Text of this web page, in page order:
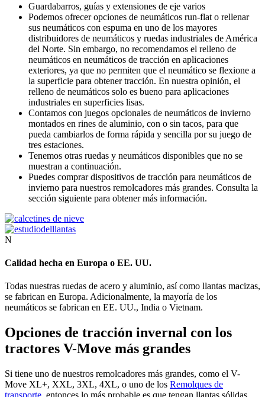
Guardabarros, guías y extensiones de eje varios
Podemos ofrecer opciones de neumáticos run-flat o rellenar
sus neumáticos con espuma en uno de los mayores
distribuidores de neumáticos y ruedas industriales de América
del Norte. Sin embargo, no recomendamos el relleno de
neumáticos en neumáticos de tracción en aplicaciones
exteriores, ya que no permiten que el neumático se flexione a
la superficie para obtener tracción. En nuestra opinión, el
relleno de neumáticos solo es bueno para aplicaciones
industriales en superficies lisas.
Contamos con juegos opcionales de neumáticos de invierno
montados en rines de aluminio, con o sin tacos, para que
pueda cambiarlos de forma rápida y sencilla por su juego de
tres estaciones.
Tenemos otras ruedas y neumáticos disponibles que no se
muestran a continuación.
Puedes comprar dispositivos de tracción para neumáticos de
invierno para nuestros remolcadores más grandes. Consulta la
sección siguiente para obtener más información.
N
Calidad hecha en Europa o EE. UU.
Todas nuestras ruedas de acero y aluminio, así como llantas macizas,
se fabrican en Europa. Adicionalmente, la mayoría de los
neumáticos se fabrican en EE. UU., India o Vietnam.
Opciones de tracción invernal con los
tractores V-Move más grandes
Si tiene uno de nuestros remolcadores más grandes, como el V-
Move XL+, XXL, 3XL, 4XL, o uno de los Remolques de